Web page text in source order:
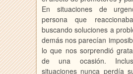
En situaciones de
persona que
buscando soluciones a
demás nos parecían
lo que nos sorprendió
de una ocasión.
situaciones nunca perdía